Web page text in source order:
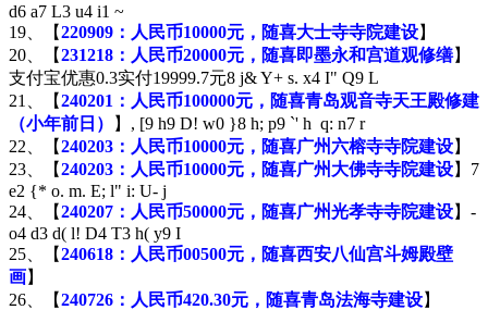
d6 a7 L3 u4 i1 ~
19、【220909：人民币10000元，随喜大士寺寺院建设】
20、【231218：人民币20000元，随喜即墨永和宫道观修缮】
支付宝优惠0.3实付19999.7元8 j& Y+ s. x4 I" Q9 L
21、【240201：人民币100000元，随喜青岛观音寺天王殿修建
（小年前日）
】 , [9 h9 D! w0 }8 h; p9 `' h q: n7 r
22、【240203：人民币10000元，随喜广州六榕寺寺院建设】
23、【240203：人民币10000元，随喜广州大佛寺寺院建设】 7
e2 {* o. m. E; l" i: U- j
24、【240207：人民币50000元，随喜广州光孝寺寺院建设】 -
o4 d3 d( l! D4 T3 h( y9 I
25、【240618：人民币00500元，随喜西安八仙宫斗姆殿壁
画】
26、【240726：人民币420.30元，随喜青岛法海寺建设】